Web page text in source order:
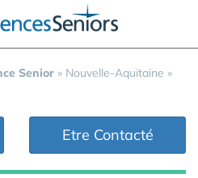
Senior » Nouvelle-Aquitaine »
Etre Contacté